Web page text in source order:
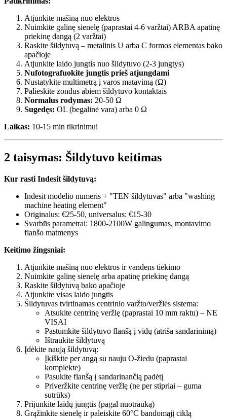
Atjunkite mašiną nuo elektros
Nuimkite galinę sienelę (paprastai 4-6 varžtai) ARBA apatinę
priekinę dangą (2 varžtai)
Raskite šildytuvą – metalinis U arba C formos elementas bako
apačioje
Atjunkite laido jungtis nuo šildytuvo (2-3 jungtys)
Nufotografuokite jungtis prieš atjungdami
Nustatykite multimetrą į varos matavimą (Ω)
Palieskite zondus abiem šildytuvo kontaktais
Normalus rodymas: 20-50 Ω
Sugedęs: OL (begalinė vara) arba 0 Ω
Laikas: 10-15 min tikrinimui
2 taisymas: Šildytuvo keitimas
Kur rasti Indesit šildytuvą:
Indesit modelio numeris + "TEN šildytuvas" arba "washing
machine heating element"
Originalus: €25-50, universalus: €15-30
Svarbūs parametrai: 1800-2100W galingumas, montavimo
flanšo matmenys
Keitimo žingsniai:
Atjunkite mašiną nuo elektros ir vandens tiekimo
Nuimkite galinę sienelę arba apatinę priekinę dangą
Raskite šildytuvą bako apačioje
Atjunkite visas laido jungtis
Šildytuvas tvirtinamas centrinio varžto/veržlės sistema:
Atsukite centrinę veržlę (paprastai 10 mm raktu) – NE
VISAI
Pastumkite šildytuvo flanšą į vidų (atriša sandarinimą)
Ištraukite šildytuvą
Įdėkite naują šildytuvą:
Įkiškite per angą su nauju O-žiedu (paprastai
komplekte)
Pasukite flanšą į sandarinančią padėtį
Priveržkite centrinę veržlę (ne per stipriai – guma
sutrūks)
Prijunkite laidų jungtis (pagal nuotrauką)
Grąžinkite sienelę ir paleiskite 60°C bandomąjį ciklą